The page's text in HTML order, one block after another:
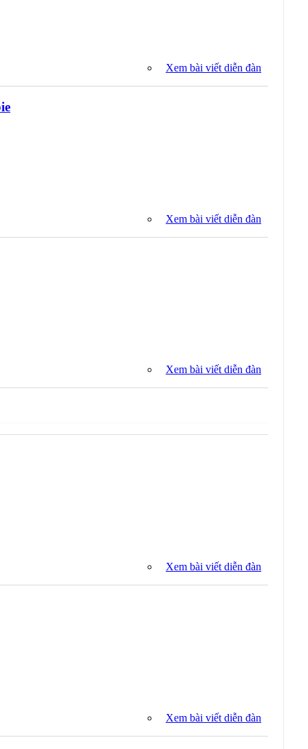
Xem bài viết diễn đàn
Xem bài viết diễn đàn
Xem bài viết diễn đàn
Xem bài viết diễn đàn
Xem bài viết diễn đàn